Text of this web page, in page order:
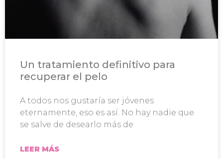
Un tratamiento definitivo para
recuperar el pelo
A todos nos gustaría ser jóvenes
eternamente, eso es así. No hay nadie que
se salve de desearlo más de
LEER MÁS